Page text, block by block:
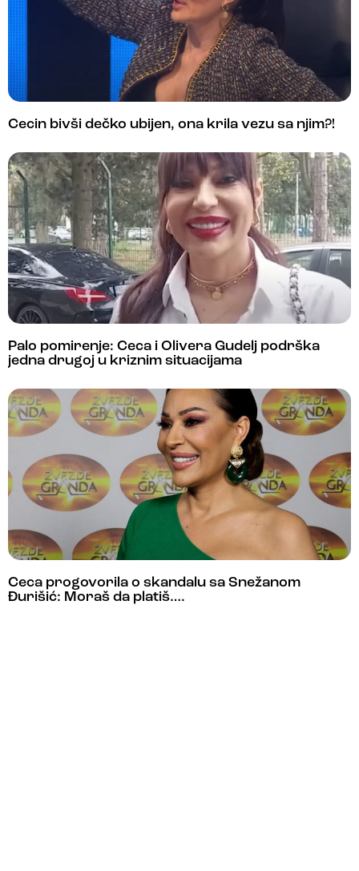
Cecin bivši dečko ubijen, ona krila vezu sa njim?!
Palo pomirenje: Ceca i Olivera Gudelj podrška
jedna drugoj u kriznim situacijama
Ceca progovorila o skandalu sa Snežanom
Đurišić: Moraš da platiš….